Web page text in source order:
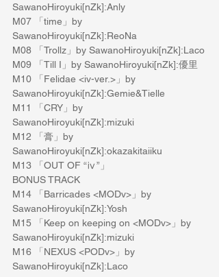
SawanoHiroyuki[nZk]:Anly
M07 「time」by
SawanoHiroyuki[nZk]:ReoNa
M08 「Trollz」by SawanoHiroyuki[nZk]:Laco
M09 「Till I」by SawanoHiroyuki[nZk]:優里
M10 「Felidae <iv-ver.>」by
SawanoHiroyuki[nZk]:Gemie&Tielle
M11 「CRY」by
SawanoHiroyuki[nZk]:mizuki
M12 「膏」by
SawanoHiroyuki[nZk]:okazakitaiiku
M13 「OUT OF “ⅳ”」
BONUS TRACK
M14 「Barricades <MODv>」by
SawanoHiroyuki[nZk]:Yosh
M15 「Keep on keeping on <MODv>」by
SawanoHiroyuki[nZk]:mizuki
M16 「NEXUS <PODv>」by
SawanoHiroyuki[nZk]:Laco